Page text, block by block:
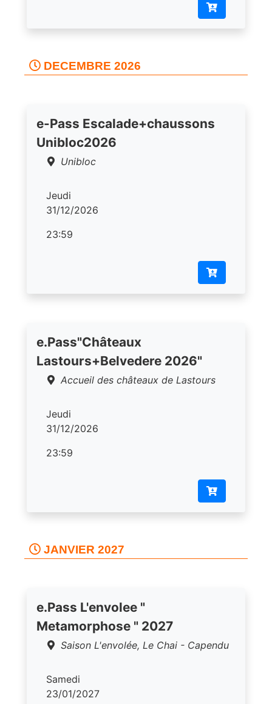
DECEMBRE 2026
e-Pass Escalade+chaussons
Unibloc2026
Unibloc
Jeudi
31/12/2026
23:59
e.Pass"Châteaux
Lastours+Belvedere 2026"
Accueil des châteaux de Lastours
Jeudi
31/12/2026
23:59
JANVIER 2027
e.Pass L'envolee "
Metamorphose " 2027
Saison L'envolée, Le Chai - Capendu
Samedi
23/01/2027